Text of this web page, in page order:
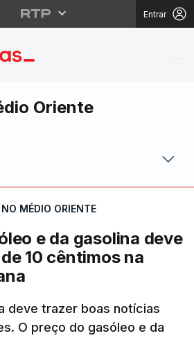
Entrar
gasóleo e
Oriente
NO MÉDIO ORIENTE
e da gasolina deve
10 cêntimos na
deve trazer boas notícias
O preço do gasóleo e da